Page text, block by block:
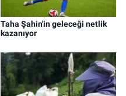
Taha Şahin'in geleceği netlik
kazanıyor